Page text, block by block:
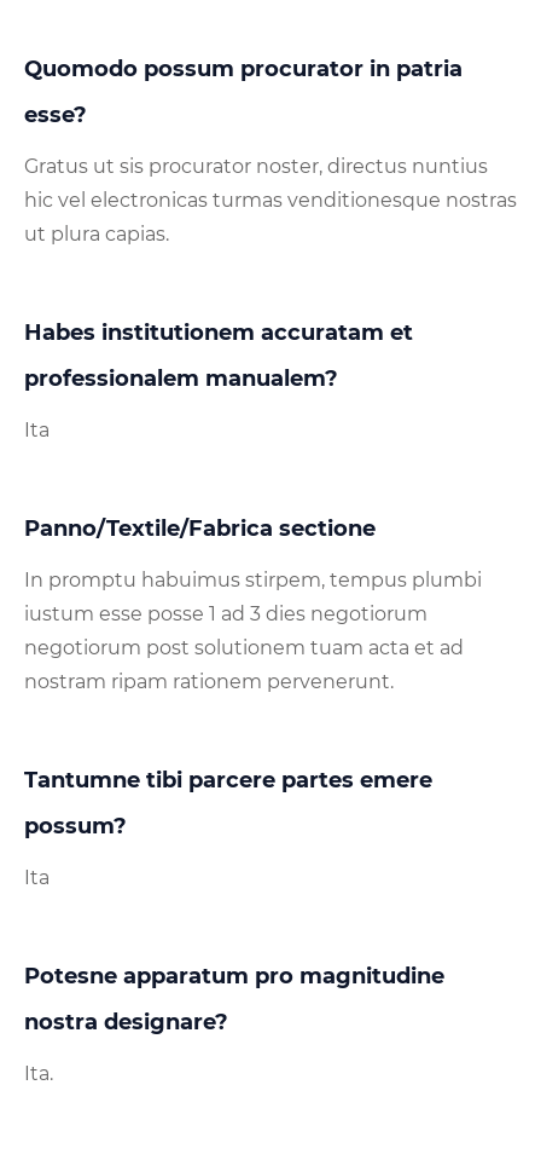
Quomodo possum procurator in patria
esse?
Gratus ut sis procurator noster, directus nuntius
hic vel electronicas turmas venditionesque nostras
ut plura capias.
Habes institutionem accuratam et
professionalem manualem?
Ita
Panno/Textile/Fabrica sectione
In promptu habuimus stirpem, tempus plumbi
iustum esse posse 1 ad 3 dies negotiorum
negotiorum post solutionem tuam acta et ad
nostram ripam rationem pervenerunt.
Tantumne tibi parcere partes emere
possum?
Ita
Potesne apparatum pro magnitudine
nostra designare?
Ita.